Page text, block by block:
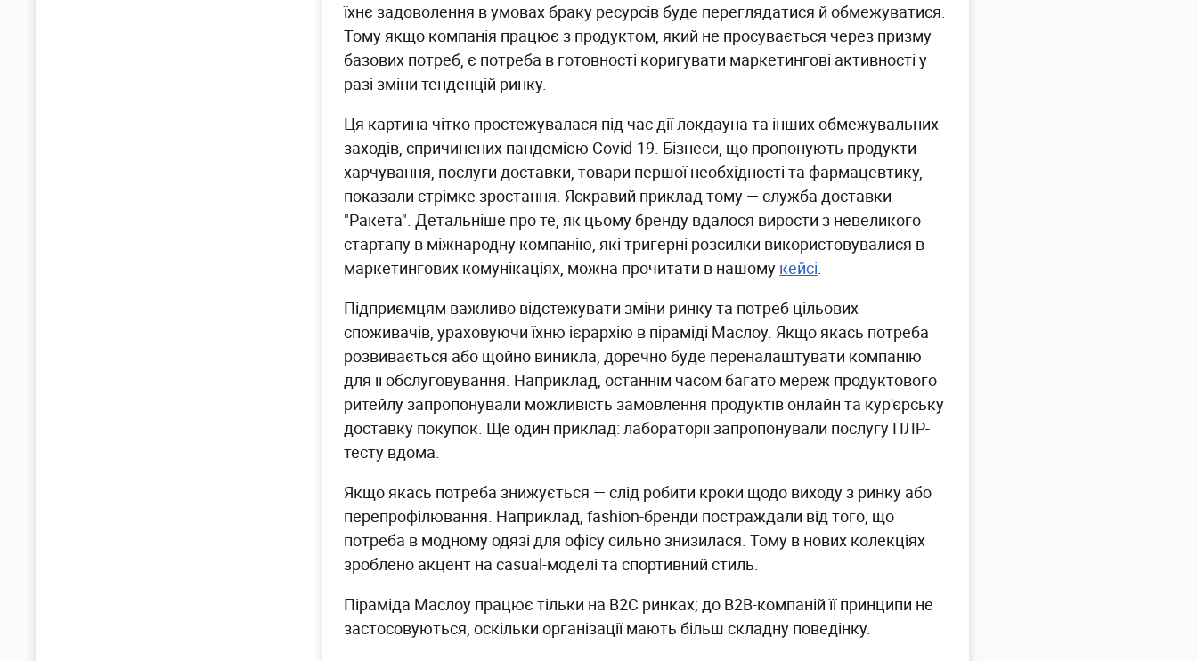
їхнє задоволення в умовах браку ресурсів буде переглядатися й обмежуватися.
Тому якщо компанія працює з продуктом, який не просувається через призму
базових потреб, є потреба в готовності коригувати маркетингові активності у
разі зміни тенденцій ринку.
Ця картина чітко простежувалася під час дії локдауна та інших обмежувальних
заходів, спричинених пандемією Covid-19. Бізнеси, що пропонують продукти
харчування, послуги доставки, товари першої необхідності та фармацевтику,
показали стрімке зростання. Яскравий приклад тому — служба доставки
"Ракета". Детальніше про те, як цьому бренду вдалося вирости з невеликого
стартапу в міжнародну компанію, які тригерні розсилки використовувалися в
маркетингових комунікаціях, можна прочитати в нашому кейсі.
Підприємцям важливо відстежувати зміни ринку та потреб цільових
споживачів, ураховуючи їхню ієрархію в піраміді Маслоу. Якщо якась потреба
розвивається або щойно виникла, доречно буде переналаштувати компанію
для її обслуговування. Наприклад, останнім часом багато мереж продуктового
ритейлу запропонували можливість замовлення продуктів онлайн та кур'єрську
доставку покупок. Ще один приклад: лабораторії запропонували послугу ПЛР-
тесту вдома.
Якщо якась потреба знижується — слід робити кроки щодо виходу з ринку або
перепрофілювання. Наприклад, fashion-бренди постраждали від того, що
потреба в модному одязі для офісу сильно знизилася. Тому в нових колекціях
зроблено акцент на casual-моделі та спортивний стиль.
Піраміда Маслоу працює тільки на B2C ринках; до B2B-компаній її принципи не
застосовуються, оскільки організації мають більш складну поведінку.